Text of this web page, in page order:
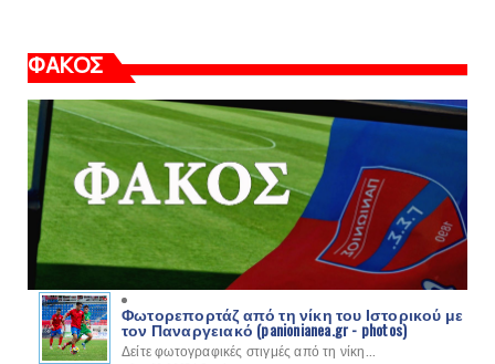
ΦΑΚΟΣ
Φωτορεπορτάζ από τη νίκη του Ιστορικού με
τον Παναργειακό (panionianea.gr - photos)
Δείτε φωτογραφικές στιγμές από τη νίκη...